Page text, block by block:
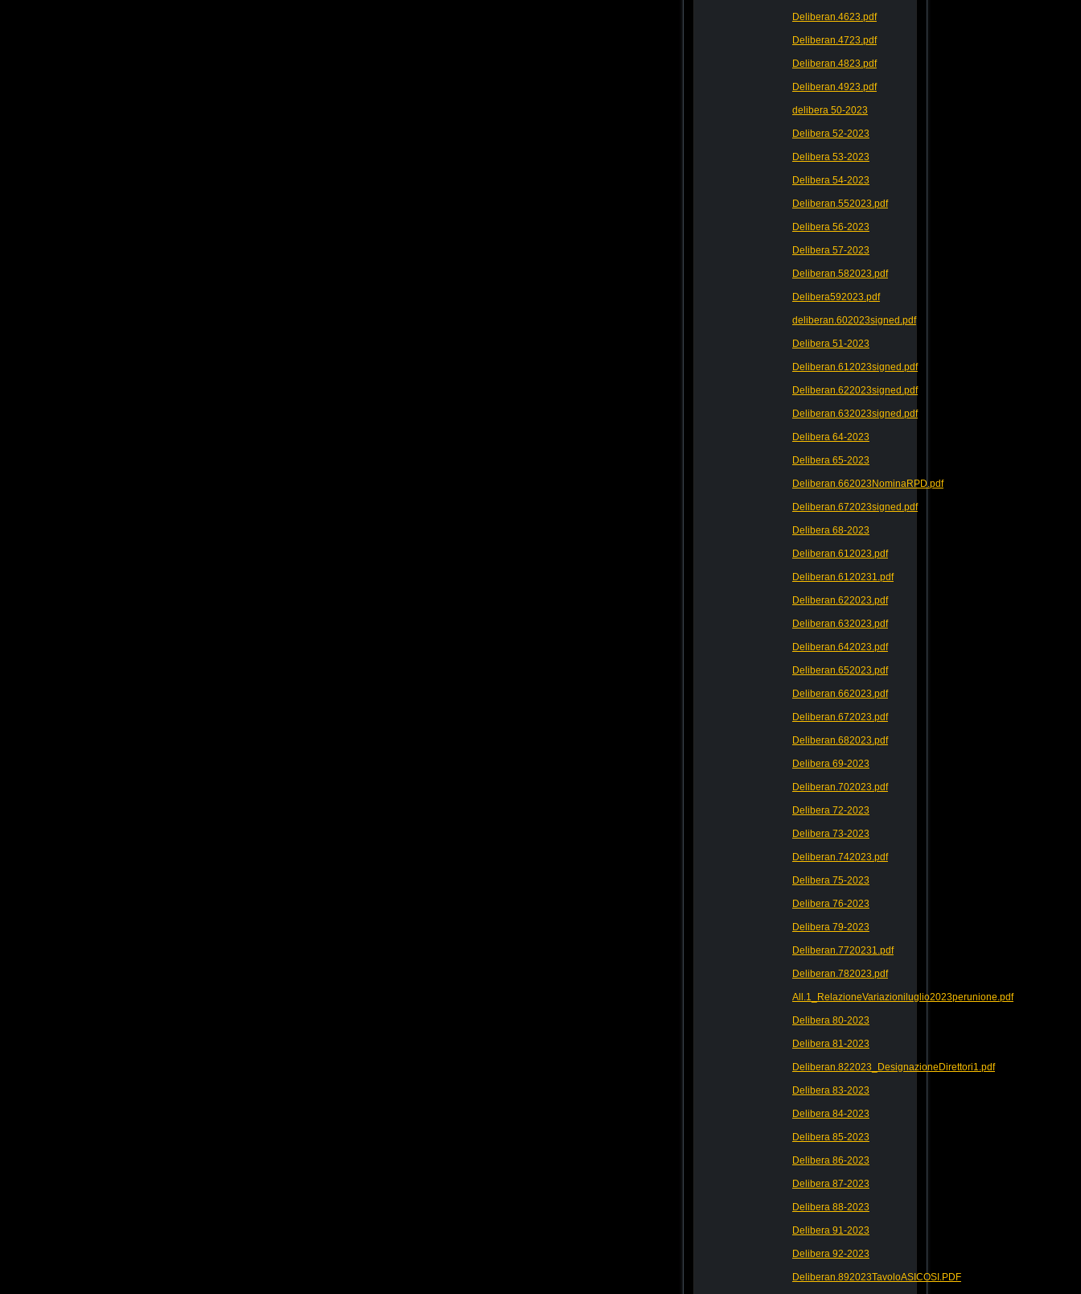
Deliberan.4623.pdf
Deliberan.4723.pdf
Deliberan.4823.pdf
Deliberan.4923.pdf
delibera 50-2023
Delibera 52-2023
Delibera 53-2023
Delibera 54-2023
Deliberan.552023.pdf
Delibera 56-2023
Delibera 57-2023
Deliberan.582023.pdf
Delibera592023.pdf
deliberan.602023signed.pdf
Delibera 51-2023
Deliberan.612023signed.pdf
Deliberan.622023signed.pdf
Deliberan.632023signed.pdf
Delibera 64-2023
Delibera 65-2023
Deliberan.662023NominaRPD.pdf
Deliberan.672023signed.pdf
Delibera 68-2023
Deliberan.612023.pdf
Deliberan.6120231.pdf
Deliberan.622023.pdf
Deliberan.632023.pdf
Deliberan.642023.pdf
Deliberan.652023.pdf
Deliberan.662023.pdf
Deliberan.672023.pdf
Deliberan.682023.pdf
Delibera 69-2023
Deliberan.702023.pdf
Delibera 72-2023
Delibera 73-2023
Deliberan.742023.pdf
Delibera 75-2023
Delibera 76-2023
Delibera 79-2023
Deliberan.7720231.pdf
Deliberan.782023.pdf
All.1_RelazioneVariazioniluglio2023perunione.pdf
Delibera 80-2023
Delibera 81-2023
Deliberan.822023_DesignazioneDirettori1.pdf
Delibera 83-2023
Delibera 84-2023
Delibera 85-2023
Delibera 86-2023
Delibera 87-2023
Delibera 88-2023
Delibera 91-2023
Delibera 92-2023
Deliberan.892023TavoloASICOSI.PDF